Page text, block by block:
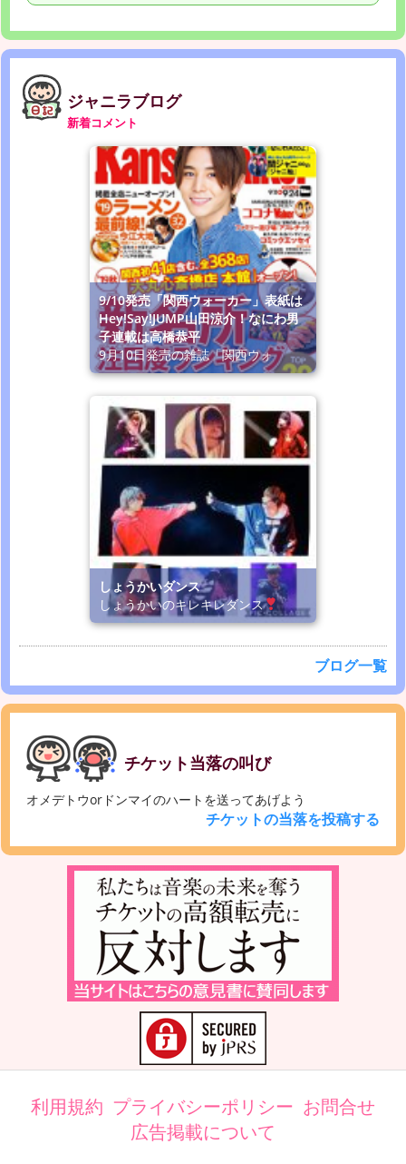
ジャニラブログ
新着コメント
9/10発売「関西ウォーカー」表紙は
Hey!Say!JUMP山田涼介！なにわ男
子連載は高橋恭平
9月10日発売の雑誌「関西ウォ
しょうかいダンス
しょうかいのキレキレダンス
ブログ一覧
チケット当落の叫び
オメデトウorドンマイのハートを送ってあげよう
チケットの当落を投稿する
利用規約 プライバシーポリシー お問合せ
広告掲載について